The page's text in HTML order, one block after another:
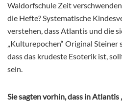
Waldorfschule Zeit
die Hefte? Systematische
verstehen, dass Atlantis und die
„Kulturepochen“ Original Steiner
dass das krudeste Esoterik ist,
sein.
Sie sagten vorhin, dass in Atlantis